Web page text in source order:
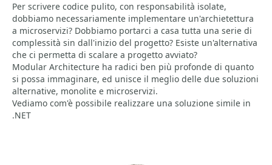
Per scrivere codice pulito, con responsabilità isolate,
dobbiamo necessariamente implementare un'archietettura
a microservizi? Dobbiamo portarci a casa tutta una serie di
complessità sin dall'inizio del progetto? Esiste un'alternativa
che ci permetta di scalare a progetto avviato?
Modular Architecture ha radici ben più profonde di quanto
si possa immaginare, ed unisce il meglio delle due soluzioni
alternative, monolite e microservizi.
Vediamo com'è possibile realizzare una soluzione simile in
.NET